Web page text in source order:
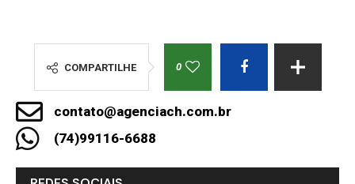
COMPARTILHE 0
contato@agenciach.com.br
(74)99116-6688